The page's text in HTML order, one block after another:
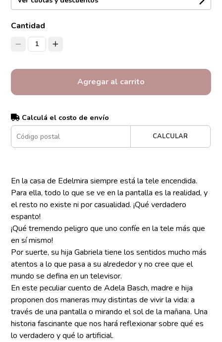
Cantidad
1
Agregar al carrito
Calculá el costo de envío
CALCULAR
En la casa de Edelmira siempre está la tele encendida.
Para ella, todo lo que se ve en la pantalla es la realidad, y
el resto no existe ni por casualidad. ¡Qué verdadero
espanto!
¡Qué tremendo peligro que uno confíe en la tele más que
en sí mismo!
Por suerte, su hija Gabriela tiene los sentidos mucho más
atentos a lo que pasa a su alrededor y no cree que el
mundo se defina en un televisor.
En este peculiar cuento de Adela Basch, madre e hija
proponen dos maneras muy distintas de vivir la vida: a
través de una pantalla o mirando el sol de la mañana. Una
historia fascinante que nos hará reflexionar sobre qué es
lo verdadero y qué lo artificial.